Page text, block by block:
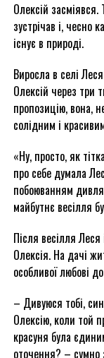
Олексій засміявся.
зустрічав і, чесно
існує в природі.
Виросла в селі
Олексій через три
пропозицію, вона,
солідним і
«Ну, просто, як
про себе думала
побоюванням
майбутнє весілля
Після весілля Леся
Олексія. На дачі
особливої любові
– Дивуюся тобі,
Олексію, коли той
красуня була
оточення? – сумно